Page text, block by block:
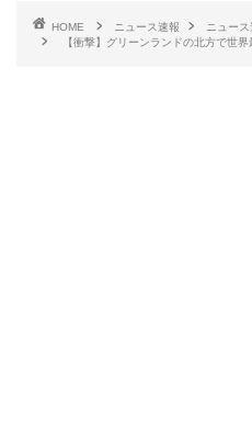
HOME ニュース速報
ニュース
【衝撃】グリーンランドの北方で世